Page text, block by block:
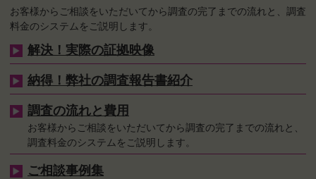
お客様からご相談をいただいてから調査の完了までの流れと、調査
料金のシステムをご説明します。
解決！実際の証拠映像
納得！弊社の調査報告書紹介
調査の流れと費用
お客様からご相談をいただいてから調査の完了までの流れと、
調査料金のシステムをご説明します。
ご相談事例集